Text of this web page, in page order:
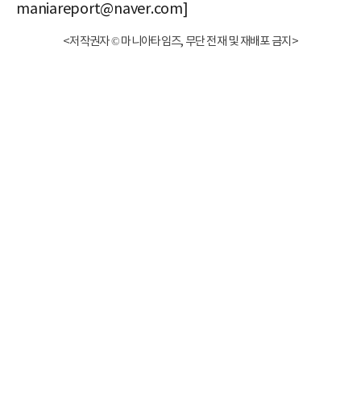
maniareport@naver.com]
<저작권자 © 마니아타임즈, 무단 전재 및 재배포 금지>